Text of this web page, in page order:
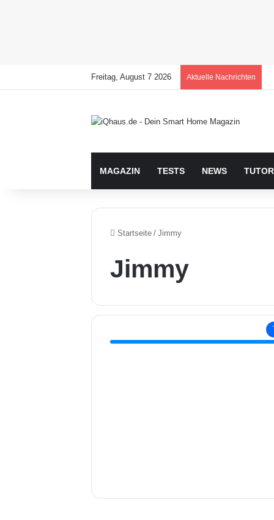
Freitag, August 7 2026 Aktuelle Nachrichten
MAGAZIN TESTS NEWS
Startseite / Jimmy
Jimmy